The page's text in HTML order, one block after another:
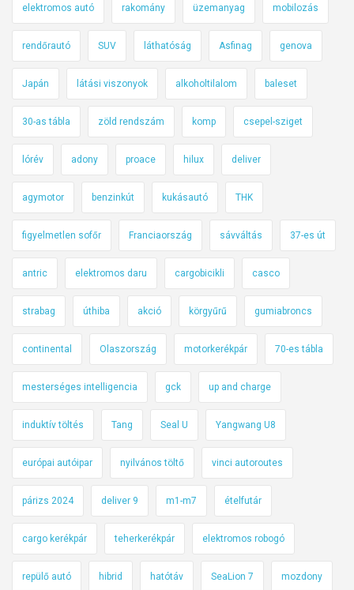
elektromos autó rakomány üzemanyag mobilozás
rendőrautó SUV láthatóság Asfinag genova
Japán látási viszonyok alkoholtilalom baleset
30-as tábla zöld rendszám komp csepel-sziget
lórév adony proace hilux deliver
agymotor benzinkút kukásautó THK
figyelmetlen sofőr Franciaország sávváltás 37-es út
antric elektromos daru cargobicikli casco
strabag úthiba akció körgyűrű gumiabroncs
continental Olaszország motorkerékpár 70-es tábla
mesterséges intelligencia gck up and charge
induktív töltés Tang Seal U Yangwang U8
európai autóipar nyilvános töltő vinci autoroutes
párizs 2024 deliver 9 m1-m7 ételfutár
cargo kerékpár teherkerékpár elektromos robogó
repülő autó hibrid hatótáv SeaLion 7 mozdony